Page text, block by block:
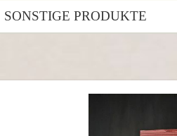
SONSTIGE PRODUKTE